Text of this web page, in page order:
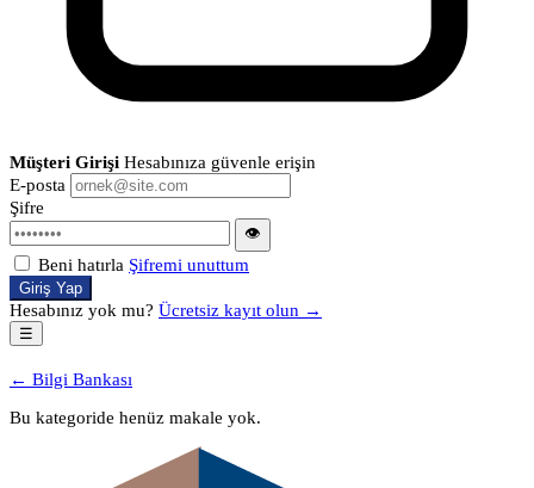
Müşteri Girişi Hesabınıza güvenle erişin
E-posta
Şifre
👁
Beni hatırla Şifremi unuttum
Giriş Yap
Hesabınız yok mu? Ücretsiz kayıt olun →
☰
← Bilgi Bankası
Bu kategoride henüz makale yok.